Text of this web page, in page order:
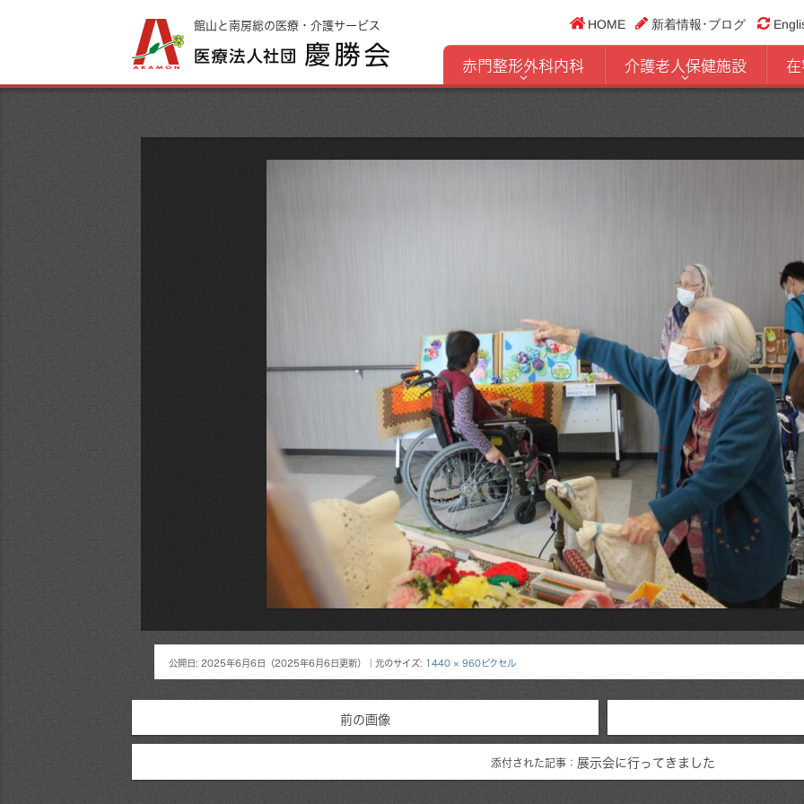
館山と南房総の医療・介護サービス HOME 新着情報･ブログ
赤門整形外科内科 介護老人保健施設
公開日: 2025年6月6日 （2025年6月6日 更新） ｜元のサイズ: 1440 × 960ピクセル
前の画像
添付された記事： 展示会に行ってきました